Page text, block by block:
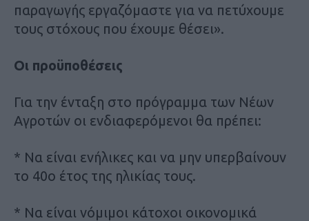
παραγωγής εργαζόμαστε για να πετύχουμε
τους στόχους που έχουμε θέσει».
Οι προϋποθέσεις
Για την ένταξη στο πρόγραμμα των Νέων
Αγροτών οι ενδιαφερόμενοι θα πρέπει:
* Να είναι ενήλικες και να μην υπερβαίνουν
το 40ο έτος της ηλικίας τους.
* Να είναι νόμιμοι κάτοχοι οικονομικά